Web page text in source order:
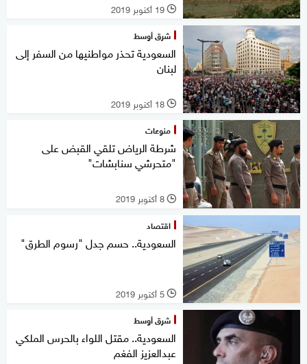
l 19 أكتوبر 2019
شرق أوسط
السعودية تحذر مواطنيها من السفر إلى
لبنان
l 18 أكتوبر 2019
منوعات
شرطة الرياض تلقي القبض على
"متحرشي سنابشات"
l 8 أكتوبر 2019
اقتصاد
السعودية.. حسم جدل "رسوم الطرق"
l 5 أكتوبر 2019
شرق أوسط
السعودية.. مقتل اللواء بالحرس الملكي
عبدالعزيز الفغم